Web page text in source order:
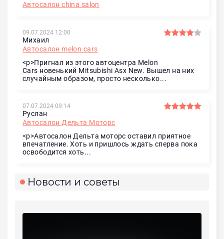
Автосалон china salon
09.07.2024 12:00
Михаил
Автосалон melon cars
<p>Пригнал из этого автоцентра Melon
Cars новенький Mitsubishi Asx New. Вышел на них
случайным образом, просто несколько...
07.07.2024 09:14
Руслан
Автосалон Дельта Моторс
<p>Автосалон Дельта моторс оставил приятное
впечатление. Хоть и пришлось ждать сперва пока
освободится хоть...
Новости и советы